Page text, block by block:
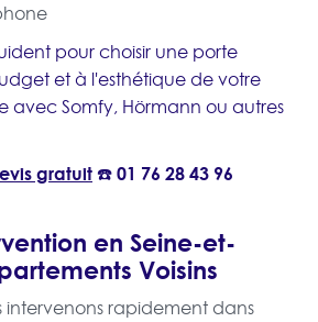
pour choisir une porte
et à l'esthétique de votre
avec Somfy, Hörmann ou autres
gratuit☎️01 76 28 43 96
en Seine-et-
Voisins
intervenons rapidement dans